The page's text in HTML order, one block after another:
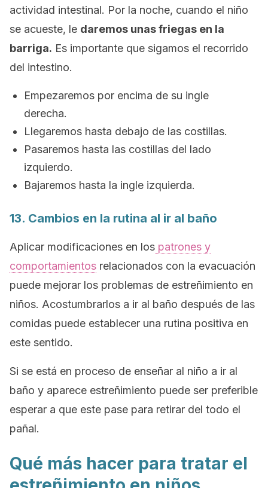
actividad intestinal. Por la noche, cuando el niño
se acueste, le daremos unas friegas en la
barriga. Es importante que sigamos el recorrido
del intestino.
Empezaremos por encima de su ingle
derecha.
Llegaremos hasta debajo de las costillas.
Pasaremos hasta las costillas del lado
izquierdo.
Bajaremos hasta la ingle izquierda.
13. Cambios en la rutina al ir al baño
Aplicar modificaciones en los patrones y
comportamientos relacionados con la evacuación
puede mejorar los problemas de estreñimiento en
niños. Acostumbrarlos a ir al baño después de las
comidas puede establecer una rutina positiva en
este sentido.
Si se está en proceso de enseñar al niño a ir al
baño y aparece estreñimiento puede ser preferible
esperar a que este pase para retirar del todo el
pañal.
Qué más hacer para tratar el